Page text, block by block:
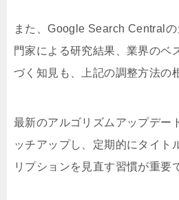
また、Google Search Central
門家による研究結果、業界のベ
づく知見も、上記の調整方法の
最新のアルゴリズムアップデー
ッチアップし、定期的にタイト
リプションを見直す習慣が重要